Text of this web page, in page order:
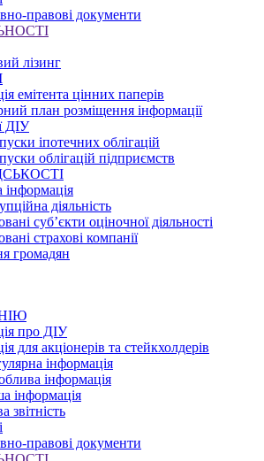
правові документи
лізинг
емітента цінних паперів
план розміщення інформації
ДІУ
іпотечних облігацій
облігацій підприємств
інформація
діяльність
суб’єкти оціночної діяльності
страхові компанії
громадян
про ДІУ
для акціонерів та стейкхолдерів
інформація
інформація
інформація
звітність
правові документи